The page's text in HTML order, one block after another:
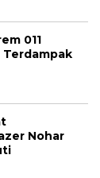
011
Terdampak
Nohar